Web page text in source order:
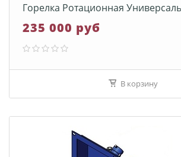
Горелка Ротационная
235 000 руб
В корзину